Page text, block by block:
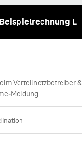
Beispielrechnung L
Verteilnetzbetreiber &
Meldung